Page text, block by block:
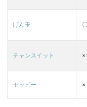
げん玉
チャンスイット ×
モッピー ×